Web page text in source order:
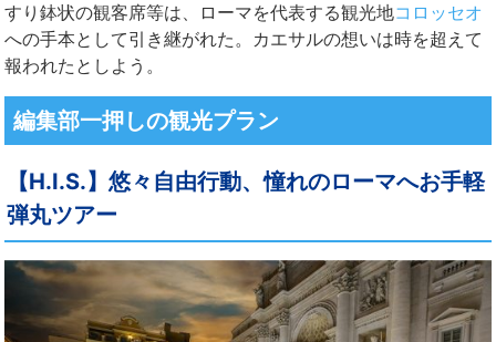
すり鉢状の観客席等は、ローマを代表する観光地コロッセオ
への手本として引き継がれた。カエサルの想いは時を超えて
報われたとしよう。
編集部一押しの観光プラン
【H.I.S.】悠々自由行動、憧れのローマへお手軽
弾丸ツアー